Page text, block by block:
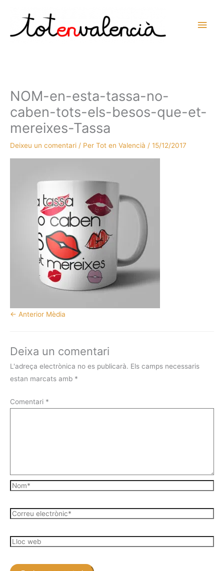
contingut
NOM-en-esta-tassa-no-
caben-tots-els-besos-que-et-
mereixes-Tassa
Deixeu un comentari / Per Tot en Valencià / 15/12/2017
← Anterior Mèdia
Deixa un comentari
L'adreça electrònica no es publicarà. Els camps necessaris
estan marcats amb *
Comentari *
Nom*
Correu
Lloc